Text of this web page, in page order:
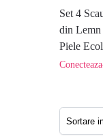
Set 4
din Lemn
Piele